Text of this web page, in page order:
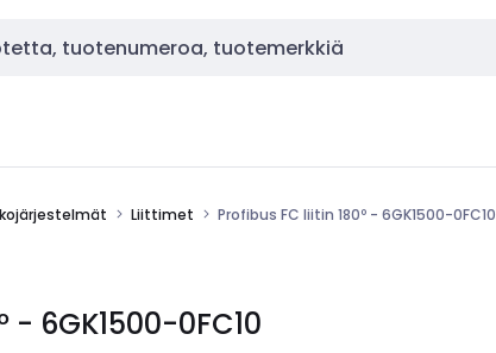
Liittimet Profibus FC liitin 180º - 6GK1500-0FC10
- 6GK1500-0FC10